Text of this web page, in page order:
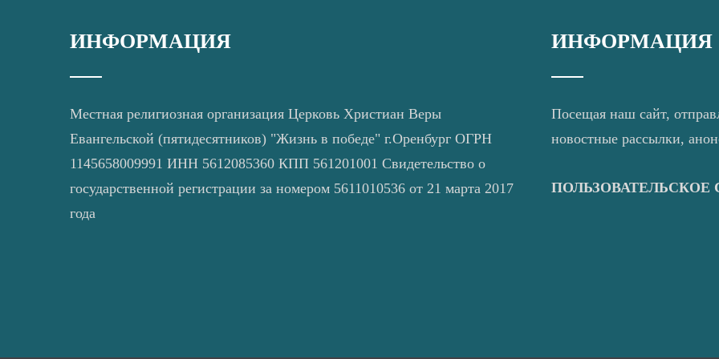
ИНФОРМАЦИЯ
Местная религиозная организация Церковь Христиан Веры
Евангельской (пятидесятников) "Жизнь в победе" г.Оренбург ОГРН
1145658009991 ИНН 5612085360 КПП 561201001 Свидетельство о
государственной регистрации за номером 5611010536 от 21 марта 2017
года
ИНФОРМАЦИЯ
Посещая наш сайт,
новостные рассылки,